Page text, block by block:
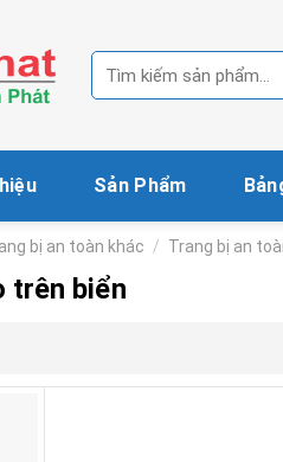
kiếm:
Sản Phẩm
bị an toàn khác / Trang bị an
trên biển